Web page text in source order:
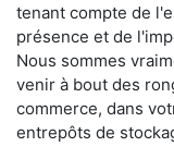
tenant compte de
présence et de
Nous sommes
venir à bout des
commerce, dans
entrepôts de